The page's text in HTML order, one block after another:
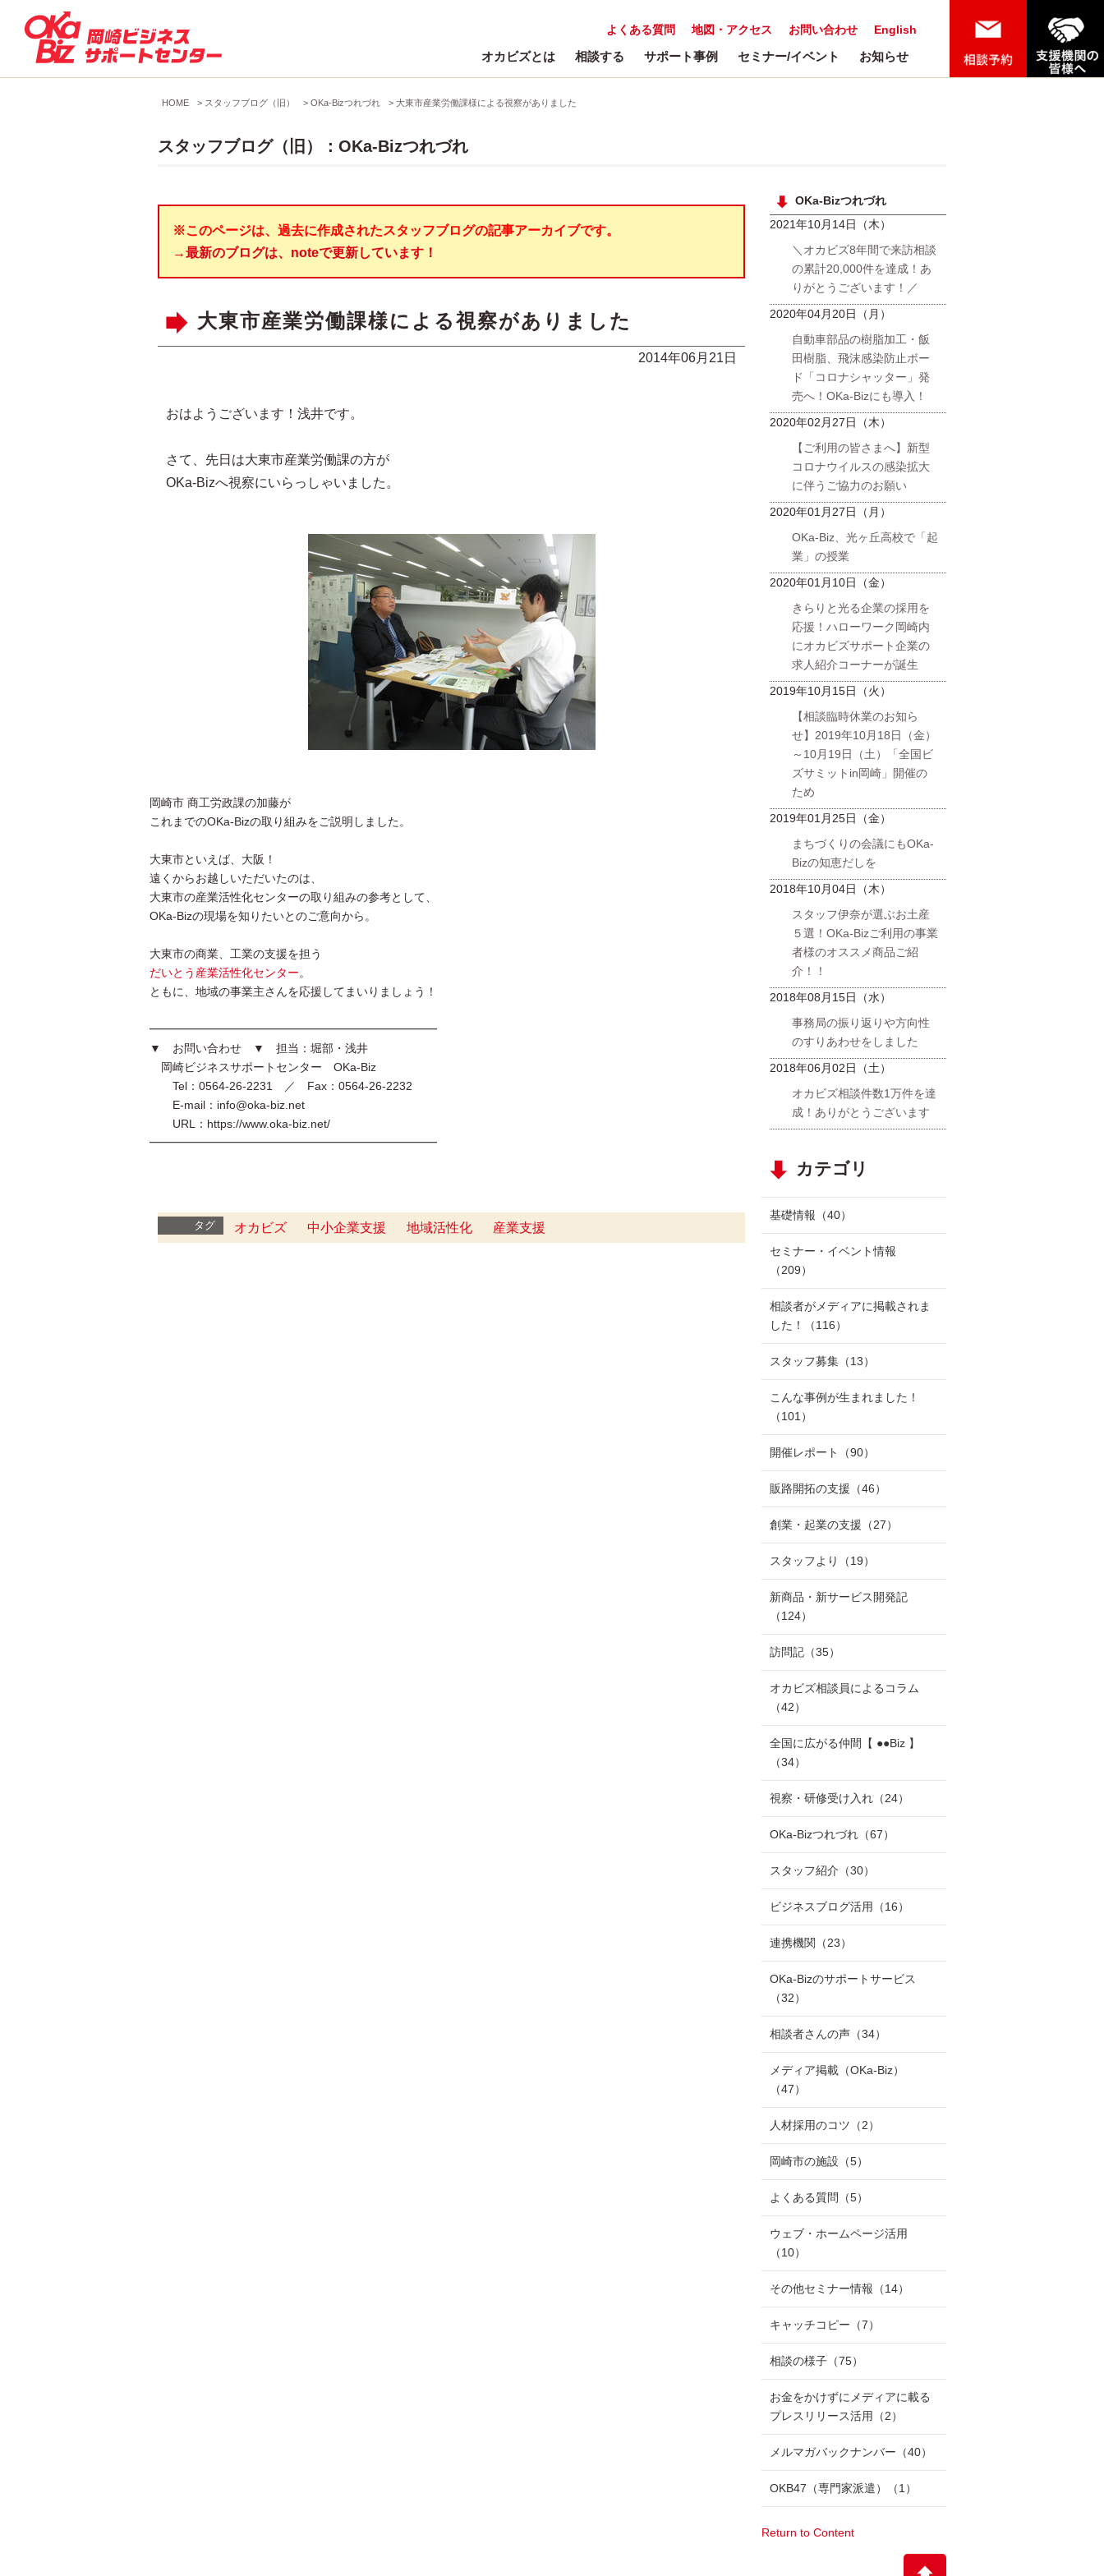
English
お問い合わせ
地図・アクセス
よくある質問
オカビズとは 相談する サポート事例 セミナー/イベント お知らせ
HOME > スタッフブログ（旧） > OKa-Bizつれづれ > 大東市産業労働課様による視察がありました
スタッフブログ（旧）：OKa-Bizつれづれ
※このページは、過去に作成されたスタッフブログの記事アーカイブです。
→最新のブログは、noteで更新しています！
大東市産業労働課様による視察がありました
2014年06月21日
おはようございます！浅井です。
さて、先日は大東市産業労働課の方が
OKa-Bizへ視察にいらっしゃいました。
岡崎市 商工労政課の加藤が
これまでのOKa-Bizの取り組みをご説明しました。
大東市といえば、大阪！
遠くからお越しいただいたのは、
大東市の産業活性化センターの取り組みの参考として、
OKa-Bizの現場を知りたいとのご意向から。
大東市の商業、工業の支援を担う
だいとう産業活性化センター。
ともに、地域の事業主さんを応援してまいりましょう！
━━━━━━━━━━━━━━━━━━━━━━━━━
▼ お問い合わせ ▼ 担当：堀部・浅井
岡崎ビジネスサポートセンター OKa-Biz
Tel：0564-26-2231 ／ Fax：0564-26-2232
E-mail：info@oka-biz.net
URL：https://www.oka-biz.net/
━━━━━━━━━━━━━━━━━━━━━━━━━
タグ オカビズ 中小企業支援 地域活性化 産業支援
OKa-Bizつれづれ
2021年10月14日（木）
＼オカビズ8年間で来訪相談
の累計20,000件を達成！あ
りがとうございます！／
2020年04月20日（月）
自動車部品の樹脂加工・飯
田樹脂、飛沫感染防止ボー
ド「コロナシャッター」発
売へ！OKa-Bizにも導入！
2020年02月27日（木）
【ご利用の皆さまへ】新型
コロナウイルスの感染拡大
に伴うご協力のお願い
2020年01月27日（月）
OKa-Biz、光ヶ丘高校で「起
業」の授業
2020年01月10日（金）
きらりと光る企業の採用を
応援！ハローワーク岡崎内
にオカビズサポート企業の
求人紹介コーナーが誕生
2019年10月15日（火）
【相談臨時休業のお知ら
せ】2019年10月18日（金）
～10月19日（土）「全国ビ
ズサミットin岡崎」開催の
ため
2019年01月25日（金）
まちづくりの会議にもOKa-
Bizの知恵だしを
2018年10月04日（木）
スタッフ伊奈が選ぶお土産
５選！OKa-Bizご利用の事業
者様のオススメ商品ご紹
介！！
2018年08月15日（水）
事務局の振り返りや方向性
のすりあわせをしました
2018年06月02日（土）
オカビズ相談件数1万件を達
成！ありがとうございます
カテゴリ
基礎情報 （40）
セミナー・イベント情報
（209）
相談者がメディアに掲載されま
した！
（116）
スタッフ募集 （13）
こんな事例が生まれました！
（101）
開催レポート （90）
販路開拓の支援 （46）
創業・起業の支援 （27）
スタッフより （19）
新商品・新サービス開発記
（124）
訪問記 （35）
オカビズ相談員によるコラム
（42）
全国に広がる仲間【 ●●Biz 】
（34）
視察・研修受け入れ （24）
OKa-Bizつれづれ （67）
スタッフ紹介 （30）
ビジネスブログ活用 （16）
連携機関 （23）
OKa-Bizのサポートサービス
（32）
相談者さんの声 （34）
メディア掲載（OKa-Biz）
（47）
人材採用のコツ （2）
岡崎市の施設 （5）
よくある質問 （5）
ウェブ・ホームページ活用
（10）
その他セミナー情報 （14）
キャッチコピー （7）
相談の様子 （75）
お金をかけずにメディアに載る
プレスリリース活用
（2）
メルマガバックナンバー （40）
OKB47（専門家派遣） （1）
Return to Content